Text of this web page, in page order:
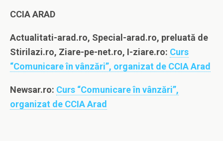
CCIA ARAD
Actualitati-arad.ro, Special-arad.ro, preluată de
Stirilazi.ro, Ziare-pe-net.ro, I-ziare.ro: Curs
“Comunicare în vânzări”, organizat de CCIA Arad
Newsar.ro: Curs “Comunicare în vânzări”,
organizat de CCIA Arad